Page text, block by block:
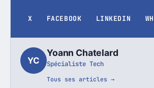
X FACEBOOK LINKEDIN
YC
Yoann Chatelard
Spécialiste Tech
Tous ses articles →